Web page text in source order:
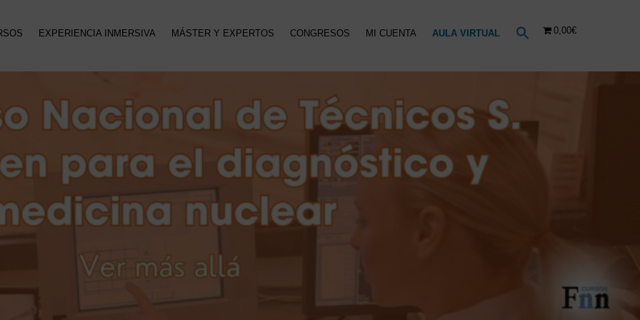
EXPERIENCIA INMERSIVA MÁSTER Y EXPERTOS CONGRESOS MI CUENTA AULA VIRTUAL 0,00€